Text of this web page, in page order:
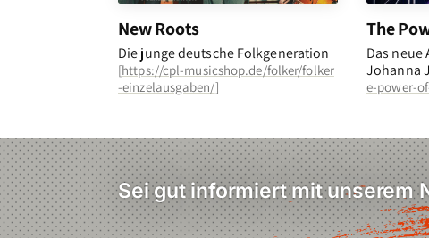
New Roots
Die junge deutsche Folkgeneration
[https://cpl-musicshop.de/folker/folker
-einzelausgaben/]
The
Das neue
Johanna
e-power-
Sei gut informiert mit unserem